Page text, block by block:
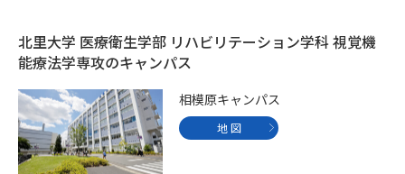
来場型・Web型イベント特集
受験準備 資料検索
北里大学 医療衛生学部 リハビリテーション学科 視覚機
能療法学専攻のキャンパス
相模原キャンパス
地 図